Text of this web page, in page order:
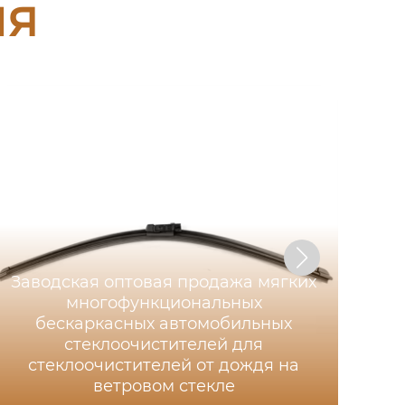
Заводская оптовая продажа мягких
многофункциональных
бескаркасных автомобильных
стеклоочистителей для
стеклоочистителей от дождя на
ветровом стекле